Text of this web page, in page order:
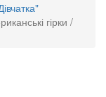
гірки /